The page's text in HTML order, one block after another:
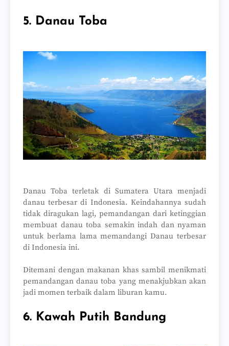
5. Danau Toba
Danau Toba terletak di Sumatera Utara menjadi
danau terbesar di Indonesia. Keindahannya sudah
tidak diragukan lagi, pemandangan dari ketinggian
membuat danau toba semakin indah dan nyaman
untuk berlama lama memandangi Danau terbesar
di Indonesia ini.
Ditemani dengan makanan khas sambil menikmati
pemandangan danau toba yang menakjubkan akan
jadi momen terbaik dalam liburan kamu.
6. Kawah Putih Bandung